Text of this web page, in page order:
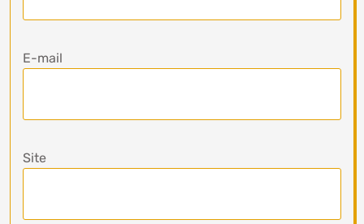
E-mail
Site